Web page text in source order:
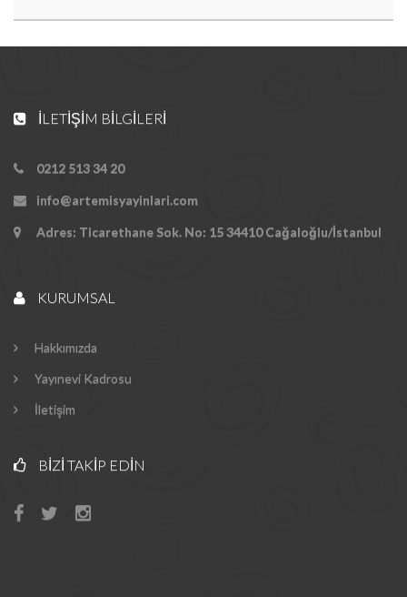
İLETIŞIM BILGILERI
0212 513 34 20
info@artemisyayinlari.com
Adres: Ticarethane Sok. No: 15 34410 Cağaloğlu/İstanbul
KURUMSAL
Hakkımızda
Yayınevi Kadrosu
İletişim
BIZI TAKIP EDIN